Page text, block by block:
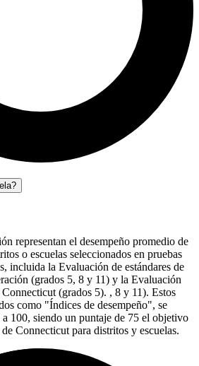
representan el desempeño promedio de
o escuelas seleccionados en pruebas
incluida la Evaluación de estándares de
(grados 5, 8 y 11) y la Evaluación
(grados 5). , 8 y 11). Estos
como "Índices de desempeño", se
a 100, siendo un puntaje de 75 el objetivo
Connecticut para distritos y escuelas.